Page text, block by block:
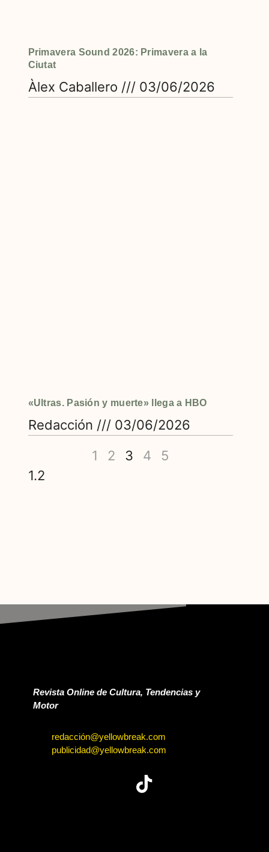
Primavera Sound 2026: Primavera a la
Ciutat
Àlex Caballero 03/06/2026
«Ultras. Pasión y muerte» llega a HBO
Redacción
03/06/2026
1
2 3 4 5
Revista Online de Cultura, Tendencias y
Motor
redacción@yellowbreak.com
publicidad@yellowbreak.com